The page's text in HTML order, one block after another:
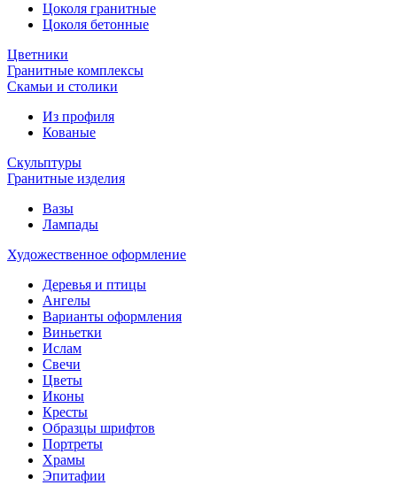
Цоколя гранитные
Цоколя бетонные
Цветники
Гранитные комплексы
Cкамьи и столики
Из профиля
Кованые
Скульптуры
Гранитные изделия
Вазы
Лампады
Художественное оформление
Деревья и птицы
Ангелы
Варианты оформления
Виньетки
Ислам
Свечи
Цветы
Иконы
Кресты
Образцы шрифтов
Портреты
Храмы
Эпитафии